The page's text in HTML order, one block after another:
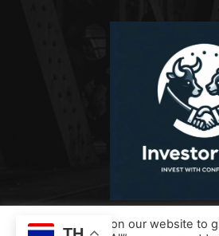
We use cookies on our website